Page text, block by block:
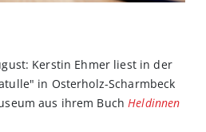
Kerstin Ehmer liest in der
in Osterholz-Scharmbeck
aus ihrem BuchHeldinnen